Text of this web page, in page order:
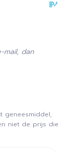
geneesmiddel,
niet de prijs die
dan